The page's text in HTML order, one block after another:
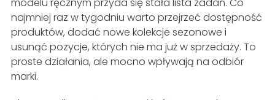
modelu ręcznym przyda się stała lista zadań. Co
najmniej raz w tygodniu warto przejrzeć dostępność
produktów, dodać nowe kolekcje sezonowe i
usunąć pozycje, których nie ma już w sprzedaży. To
proste działania, ale mocno wpływają na odbiór
marki.